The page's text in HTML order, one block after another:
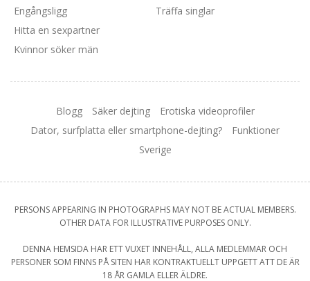
Engångsligg
Hitta en sexpartner
Kvinnor söker män
Träffa singlar
Blogg Säker dejting
Erotiska videoprofiler
Dator, surfplatta eller smartphone-dejting?
Funktioner
Sverige
PERSONS APPEARING IN PHOTOGRAPHS MAY NOT BE ACTUAL MEMBERS.
OTHER DATA FOR ILLUSTRATIVE PURPOSES ONLY.
DENNA HEMSIDA HAR ETT VUXET INNEHÅLL, ALLA MEDLEMMAR OCH
PERSONER SOM FINNS PÅ SITEN HAR KONTRAKTUELLT UPPGETT ATT DE ÄR
18 ÅR GAMLA ELLER ÄLDRE.